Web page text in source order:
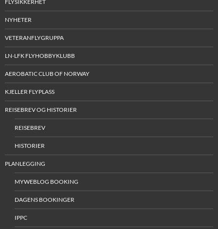
FLYSIKKERHET
NYHETER
VETERANFLYGRUPPA
LN-LFK FLYHOBBYKLUBB
AEROBATIC CLUB OF NORWAY
KJELLER FLYPLASS
REISEBREV OG HISTORIER
REISEBREV
HISTORIER
PLANLEGGING
MYWEBLOG BOOKING
DAGENS BOOKINGER
IPPC